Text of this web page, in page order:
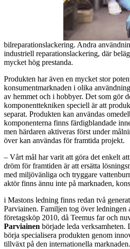
bilreparationslackering. Andra
industriell reparationslackering, där
mycket hög prestanda.
Produkten har även en mycket stor
konsumentmarknaden i olika
av hemmet och i hobbyer. Det som gör
komponenttekniken speciell är att
separat. Produkten kan användas
komponenterna finns färdigblandade
men härdaren aktiveras först under
över kan användas för framtida projekt.
– Vårt mål har varit att göra det enkelt
dröm för framtiden är att ersätta
med miljövänliga och tryggare
aktör finns ännu inte på marknaden,
i Mastons ledning finns redan två
Parviainen. Familjen tog över ledningen
företagsköp 2010, då Teemus far och
Parviainen började leda verksamheten.
börja specialisera produkten genom
tillväxt på den internationella marknaden.